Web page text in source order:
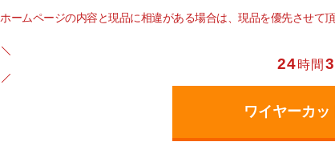
ホームページの内容と現品に相違がある場合は、現品を優先させて頂
24時間